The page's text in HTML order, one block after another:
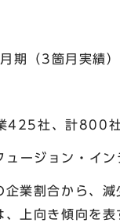
期（3箇月実績
425社、計800
ジョン・イン
業割合から、
上向き傾向を